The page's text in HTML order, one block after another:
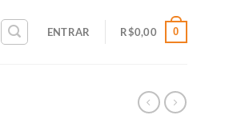
ENTRAR R$0,00 0